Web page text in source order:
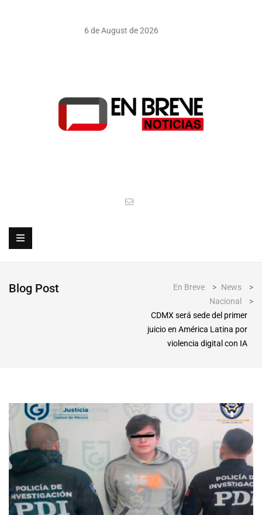
6 de August de 2026
Blog Post En Breve > News
>
Nacional
>
CDMX será sede del primer
juicio en América Latina por
violencia digital con IA